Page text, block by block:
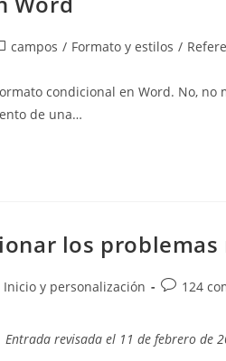
campos / Formato y estilos /
condicional en Word. No, no
de una…
los
Inicio y personalización
entrada:
124
Entrada revisada el 11 de febrero de